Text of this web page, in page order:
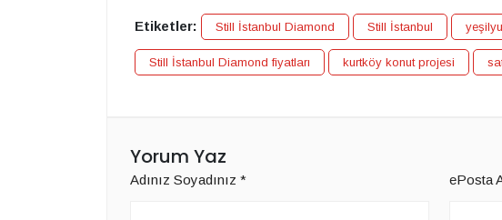
Etiketler: Still İstanbul Diamond Still İstanbul
Still İstanbul Diamond fiyatları kurtköy konut projesi
Yorum Yaz
Adınız Soyadınız * ePosta